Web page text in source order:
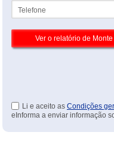
Li e aceito as Condições
eInforma a enviar informação